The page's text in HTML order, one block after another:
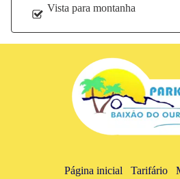
Vista para montanha
Página inicial Tarifário